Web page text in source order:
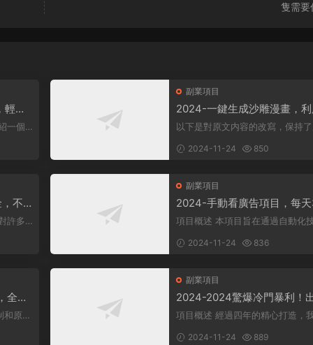
隻需
松
副業項目
2024-一鍵生成沙雕漫畫，利
軟件，一條視頻播放12W+，
以下是對原文内容的改寫，保持
述 在當...
2024-11-24 850
不
副業項目
2024-手動看廣告項目，每天
+
項目概述 本項目旨在通過自動化技
标。 課程内...
2024-11-24 836
全網
簡
和原
副業項目
2024-2024驚爆冷門暴利！
高峰來襲，裏程積分，高爆發
萬不是夢！
項目概述 經過四年的精心打造，我們
2024-11-24 889